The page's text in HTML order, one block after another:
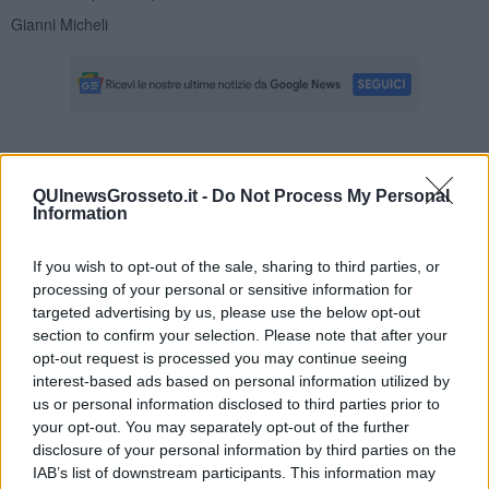
QUInewsGrosseto.it - Do Not Process My Personal
Information
If you wish to opt-out of the sale, sharing to third parties, or
processing of your personal or sensitive information for
targeted advertising by us, please use the below opt-out
section to confirm your selection. Please note that after your
opt-out request is processed you may continue seeing
interest-based ads based on personal information utilized by
us or personal information disclosed to third parties prior to
your opt-out. You may separately opt-out of the further
disclosure of your personal information by third parties on the
IAB’s list of downstream participants. This information may
Gianni Micheli
Newsletter QUInews - ToscanaMedia.Arriva gratis tutti i giorni
alle 20:00 direttamente nella tua casella di posta.
Fotogallery